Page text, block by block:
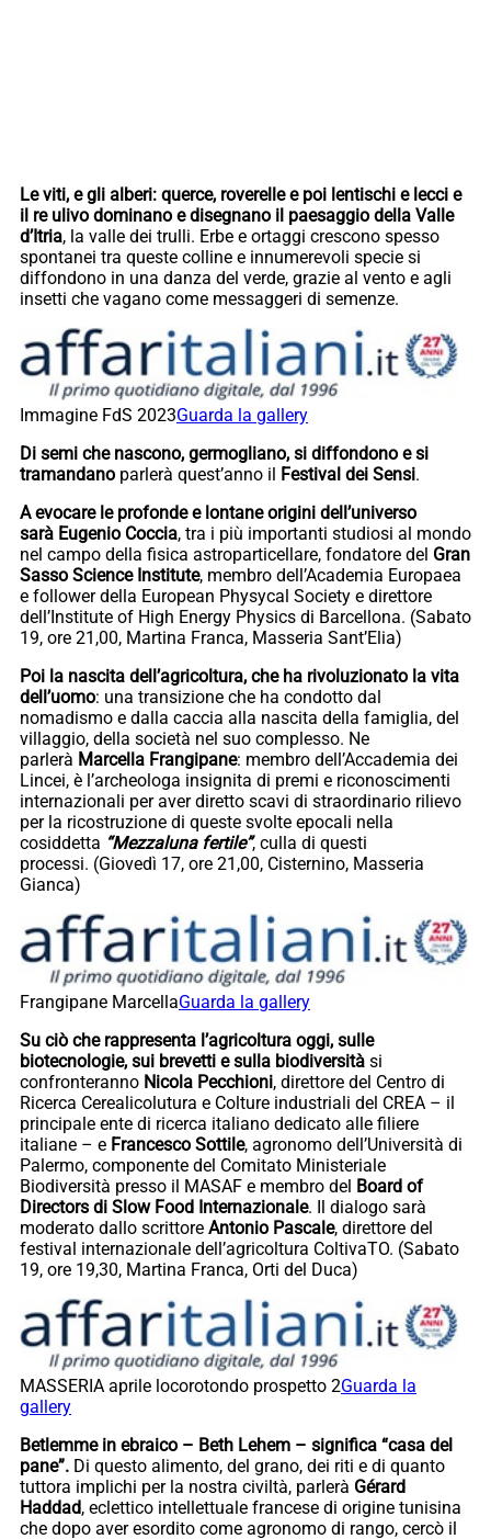
Le viti, e gli alberi: querce, roverelle e poi lentischi e lecci e
il re ulivo dominano e disegnano il paesaggio della Valle
d’Itria, la valle dei trulli. Erbe e ortaggi crescono spesso
spontanei tra queste colline e innumerevoli specie si
diffondono in una danza del verde, grazie al vento e agli
insetti che vagano come messaggeri di semenze.
Immagine FdS 2023Guarda la gallery
Di semi che nascono, germogliano, si diffondono e si
tramandano parlerà quest’anno il Festival dei Sensi.
A evocare le profonde e lontane origini dell’universo
sarà Eugenio Coccia, tra i più importanti studiosi al mondo
nel campo della fisica astroparticellare, fondatore del Gran
Sasso Science Institute, membro dell’Academia Europaea
e follower della European Physycal Society e direttore
dell’Institute of High Energy Physics di Barcellona. (Sabato
19, ore 21,00, Martina Franca, Masseria Sant’Elia)
Poi la nascita dell’agricoltura, che ha rivoluzionato la vita
dell’uomo: una transizione che ha condotto dal
nomadismo e dalla caccia alla nascita della famiglia, del
villaggio, della società nel suo complesso. Ne
parlerà Marcella Frangipane: membro dell’Accademia dei
Lincei, è l’archeologa insignita di premi e riconoscimenti
internazionali per aver diretto scavi di straordinario rilievo
per la ricostruzione di queste svolte epocali nella
cosiddetta “Mezzaluna fertile”, culla di questi
processi. (Giovedì 17, ore 21,00, Cisternino, Masseria
Gianca)
Frangipane MarcellaGuarda la gallery
Su ciò che rappresenta l’agricoltura oggi, sulle
biotecnologie, sui brevetti e sulla biodiversità si
confronteranno Nicola Pecchioni, direttore del Centro di
Ricerca Cerealicolutura e Colture industriali del CREA – il
principale ente di ricerca italiano dedicato alle filiere
italiane – e Francesco Sottile, agronomo dell’Università di
Palermo, componente del Comitato Ministeriale
Biodiversità presso il MASAF e membro del Board of
Directors di Slow Food Internazionale. Il dialogo sarà
moderato dallo scrittore Antonio Pascale, direttore del
festival internazionale dell’agricoltura ColtivaTO. (Sabato
19, ore 19,30, Martina Franca, Orti del Duca)
MASSERIA aprile locorotondo prospetto 2Guarda la
gallery
Betlemme in ebraico – Beth Lehem – significa “casa del
pane”. Di questo alimento, del grano, dei riti e di quanto
tuttora implichi per la nostra civiltà, parlerà Gérard
Haddad, eclettico intellettuale francese di origine tunisina
che dopo aver esordito come agronomo di rango, cercò il